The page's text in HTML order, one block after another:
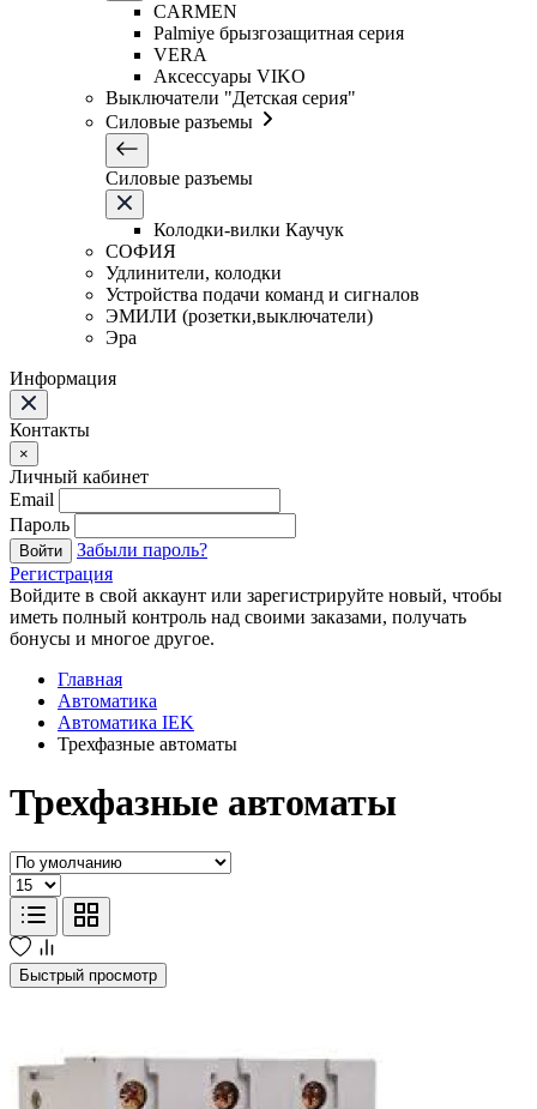
CARMEN
Palmiye брызгозащитная серия
VERA
Аксессуары VIKO
Выключатели "Детская серия"
Силовые разъемы
Силовые разъемы
Колодки-вилки Каучук
СОФИЯ
Удлинители, колодки
Устройства подачи команд и сигналов
ЭМИЛИ (розетки,выключатели)
Эра
Информация
Контакты
×
Личный кабинет
Email
Пароль
Войти
Забыли пароль?
Регистрация
Войдите в свой аккаунт или зарегистрируйте новый, чтобы
иметь полный контроль над своими заказами, получать
бонусы и многое другое.
Главная
Автоматика
Автоматика IEK
Трехфазные автоматы
Трехфазные автоматы
Быстрый просмотр